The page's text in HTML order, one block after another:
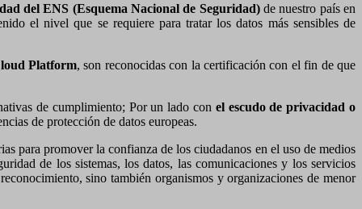
del ENS (Esquema Nacional de Seguridad)de nuestro país en
el nivel que se requiere para tratar los datos más sensibles de
Platform, son reconocidas con la certificación con el fin de que
de cumplimiento; Por un lado con el escudo de privacidad o
de protección de datos europeas.
para promover la confianza de los ciudadanos en el uso de medios
de los sistemas, los datos, las comunicaciones y los servicios
sino también organismos y organizaciones de menor